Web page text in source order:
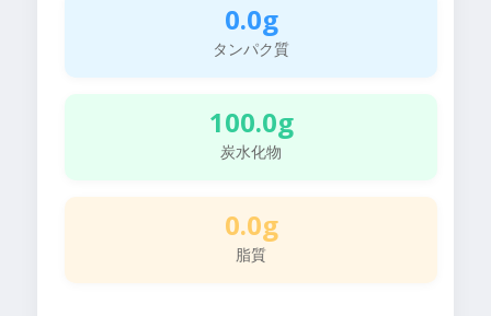
0.0g
タンパク質
100.0g
炭水化物
0.0g
脂質